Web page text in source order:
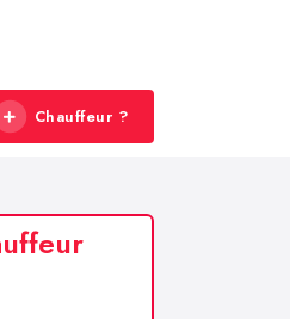
Chauffeur ?